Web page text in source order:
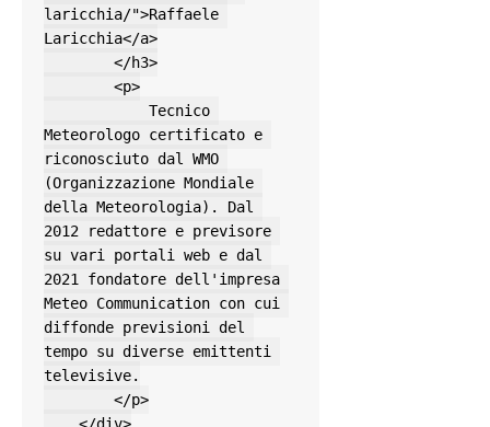
laricchia/">Raffaele
Laricchia</a>
Meteorologo certificato e
riconosciuto dal WMO
(Organizzazione Mondiale
della Meteorologia). Dal
2012 redattore e previsore
su vari portali web e dal
2021 fondatore dell'impresa
Meteo Communication con cui
diffonde previsioni del
tempo su diverse emittenti
televisive.